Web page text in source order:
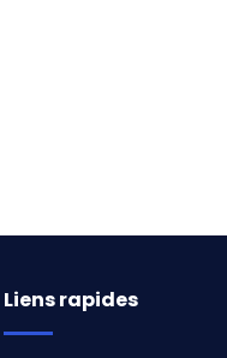
Liens rapides